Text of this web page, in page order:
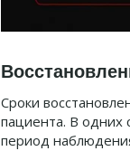
Сроки
пациента. В одних
период